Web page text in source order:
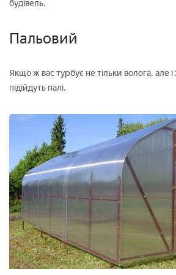
будівель.
Пальовий
Якщо ж вас турбує не тільки волога, але і
підійдуть палі.